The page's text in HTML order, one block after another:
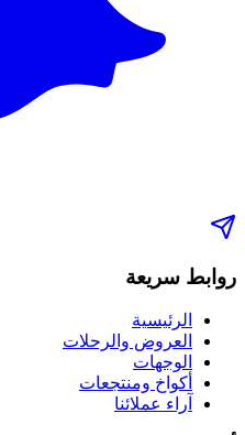
روابط سريعة
الرئيسية
العروض والرحلات
الوجهات
أكواخ ومنتجعات
آراء عملائنا